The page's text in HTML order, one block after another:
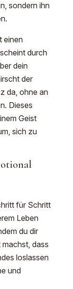
sondern ihn
einen
durch
dein
der
da, ohne an
Dieses
Geist
sich zu
für Schritt
Leben
du dir
dass
loslassen
und